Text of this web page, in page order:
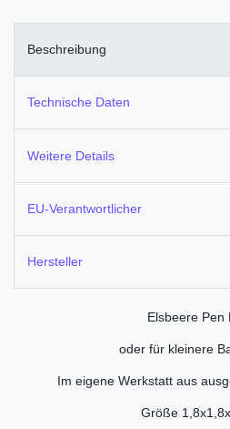
Beschreibung
Technische Daten
Weitere Details
EU-Verantwortlicher
Hersteller
Elsbeere Pen
oder für kleinere
Im eigene Werkstatt aus
Größe